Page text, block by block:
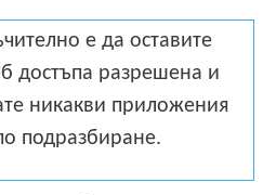
е да оставите
достъпа разрешена и
никакви приложения
подразбиране.